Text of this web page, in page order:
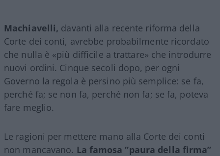
Machiavelli, davanti alla recente riforma della
Corte dei conti, avrebbe probabilmente ricordato
che nulla è «più difficile a trattare» che introdurre
nuovi ordini. Cinque secoli dopo, per ogni
Governo la regola è persino più semplice: se fa,
perché fa; se non fa, perché non fa; se fa, poteva
fare meglio.
Le ragioni per mettere mano alla Corte dei conti
non mancavano. La famosa “paura della firma”